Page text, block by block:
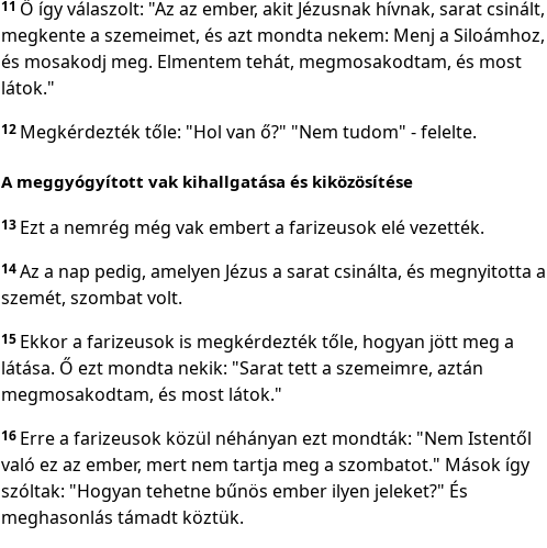
11 Ő így válaszolt: "Az az ember, akit Jézusnak hívnak, sarat csinált,
megkente a szemeimet, és azt mondta nekem: Menj a Siloámhoz,
és mosakodj meg. Elmentem tehát, megmosakodtam, és most
látok."
12 Megkérdezték tőle: "Hol van ő?" "Nem tudom" - felelte.
A meggyógyított vak kihallgatása és kiközösítése
13 Ezt a nemrég még vak embert a farizeusok elé vezették.
14Az a nap pedig, amelyen Jézus a sarat csinálta, és megnyitotta a
szemét, szombat volt.
15 Ekkor a farizeusok is megkérdezték tőle, hogyan jött meg a
látása. Ő ezt mondta nekik: "Sarat tett a szemeimre, aztán
megmosakodtam, és most látok."
16 Erre a farizeusok közül néhányan ezt mondták: "Nem Istentől
való ez az ember, mert nem tartja meg a szombatot." Mások így
szóltak: "Hogyan tehetne bűnös ember ilyen jeleket?" És
meghasonlás támadt köztük.